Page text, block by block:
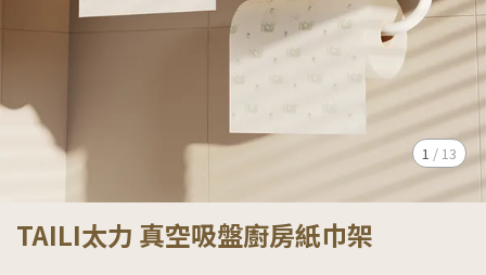
1 /13
TAILI太力 真空吸盤廚房紙巾架